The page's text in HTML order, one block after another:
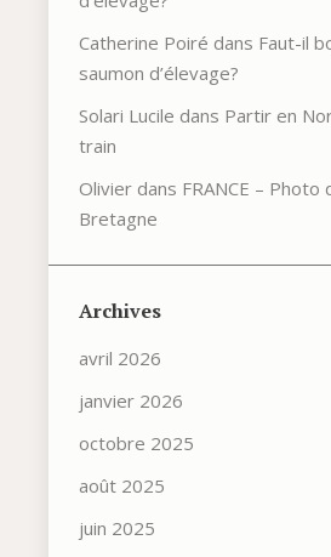
Catherine Poiré dans Faut-il
saumon d’élevage?
Solari Lucile dans Partir en
train
Olivier dans FRANCE – Photo
Bretagne
Archives
avril 2026
janvier 2026
octobre 2025
août 2025
juin 2025